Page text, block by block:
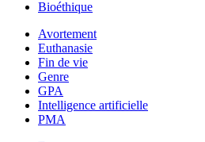
Bioéthique
Avortement
Euthanasie
Fin de vie
Genre
GPA
Intelligence artificielle
PMA